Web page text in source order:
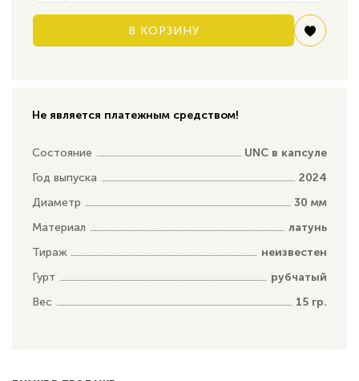
В КОРЗИНУ
Не является платежным средством!
Состояние
UNC в капсуле
Год выпуска
2024
Диаметр
30 мм
Материал
латунь
Тираж
неизвестен
Гурт
рубчатый
Вес
15 гр.